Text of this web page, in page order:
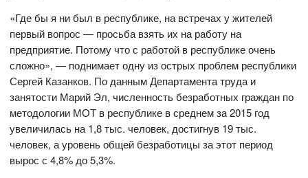
«Где бы я ни был в республике, на встречах у жителей
первый вопрос — просьба взять их на работу на
предприятие. Потому что с работой в республике очень
сложно», — поднимает одну из острых проблем республики
Сергей Казанков. По данным Департамента труда и
занятости Марий Эл, численность безработных граждан по
методологии МОТ в республике в среднем за 2015 год
увеличилась на 1,8 тыс. человек, достигнув 19 тыс.
человек, а уровень общей безработицы за этот период
вырос с 4,8% до 5,3%.